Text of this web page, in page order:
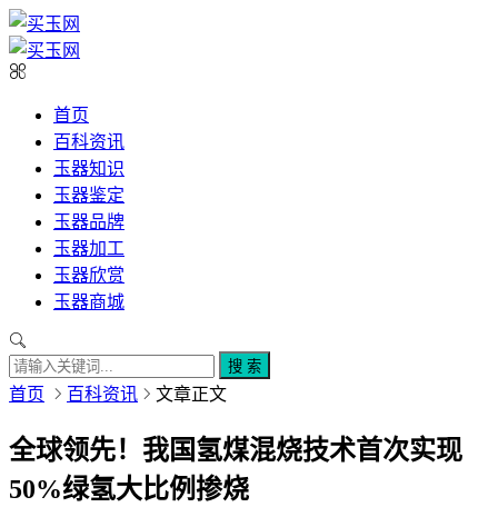
首页
百科资讯
玉器知识
玉器鉴定
玉器品牌
玉器加工
玉器欣赏
玉器商城
搜 索
首页 百科资讯 文章正文
全球领先！我国氢煤混烧技术首次实现
50%绿氢大比例掺烧